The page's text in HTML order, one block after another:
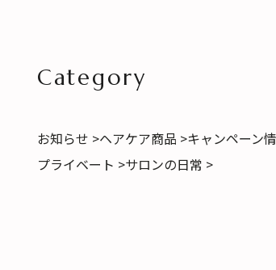
Category
お知らせ >ヘアケア商品 >キャンペーン
プライベート >サロンの日常 >